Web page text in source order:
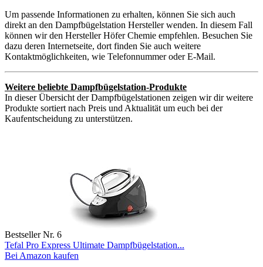
Um passende Informationen zu erhalten, können Sie sich auch
direkt an den Dampfbügelstation Hersteller wenden. In diesem Fall
können wir den Hersteller Höfer Chemie empfehlen. Besuchen Sie
dazu deren Internetseite, dort finden Sie auch weitere
Kontaktmöglichkeiten, wie Telefonnummer oder E-Mail.
Weitere beliebte Dampfbügelstation-Produkte
In dieser Übersicht der Dampfbügelstationen zeigen wir dir weitere
Produkte sortiert nach Preis und Aktualität um euch bei der
Kaufentscheidung zu unterstützen.
Bestseller Nr. 6
Tefal Pro Express Ultimate Dampfbügelstation...
Bei Amazon kaufen